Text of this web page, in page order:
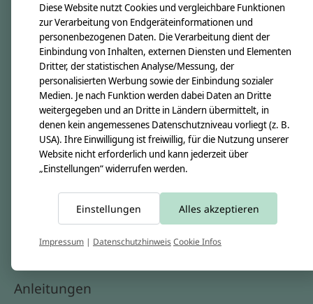
Nähkästchen
Unsere Stoffe
Impressum
Informationen
Kontakt
Versandkosten & Rücksendungen
Zahlungsarten
Widerrufsbelehrung
Anleitungen
Diese Website nutzt Cookies und vergleichbare Funktionen
zur Verarbeitung von Endgeräteinformationen und
personenbezogenen Daten. Die Verarbeitung dient der
Einbindung von Inhalten, externen Diensten und Elementen
Dritter, der statistischen Analyse/Messung, der
personalisierten Werbung sowie der Einbindung sozialer
Medien. Je nach Funktion werden dabei Daten an Dritte
weitergegeben und an Dritte in Ländern übermittelt, in
denen kein angemessenes Datenschutzniveau vorliegt (z. B.
USA). Ihre Einwilligung ist freiwillig, für die Nutzung unserer
Website nicht erforderlich und kann jederzeit über
„Einstellungen“ widerrufen werden.
Einstellungen Alles akzeptieren
Impressum | DatenschutzhinweisCookie Infos